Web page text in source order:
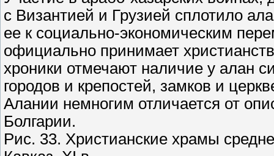
с Византией и Грузией сплотило
ее к социально-экономическим
официально принимает
хроники отмечают наличие у алан
городов и крепостей, замков и
Алании немногим отличается от
Болгарии.
Рис. 33. Христианские храмы